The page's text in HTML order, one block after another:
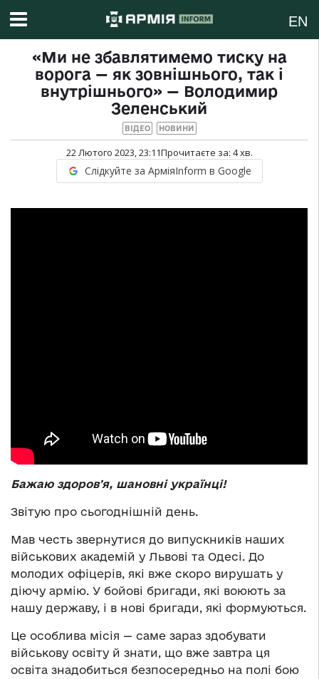
EN
«Ми не збавлятимемо тиску на
ворога — як зовнішнього, так і
внутрішнього» — Володимир
Зеленський
ВІДЕО НОВИНИ
22 Лютого 2023, 23:11Прочитаєте за: 4хв.
Слідкуйте за АрміяInform в Google
Бажаю здоровʼя, шановні українці!
Звітую про сьогоднішній день.
Мав честь звернутися до випускників наших
військових академій у Львові та Одесі. До
молодих офіцерів, які вже скоро вирушать у
діючу армію. У бойові бригади, які воюють за
нашу державу, і в нові бригади, які формуються.
Це особлива місія — саме зараз здобувати
військову освіту й знати, що вже завтра ця
освіта знадобиться безпосередньо на полі бою